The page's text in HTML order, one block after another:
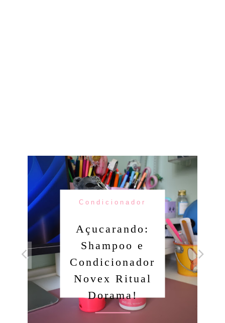
Condicionador
Açucarando:
Shampoo e
Condicionador
Novex Ritual
Dorama!